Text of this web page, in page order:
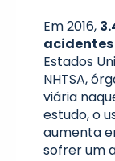
Em 2016,
acidentes
Estados
NHTSA,
viária
estudo, o
aumenta
sofrer um